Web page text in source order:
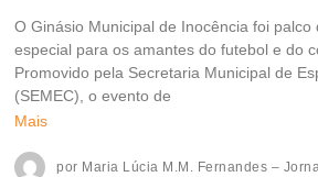
O Ginásio Municipal de Inocência foi palco
especial para os amantes do futebol e do
Promovido pela Secretaria Municipal de
(SEMEC), o evento de
Mais
por Maria Lúcia M.M. Fernandes –